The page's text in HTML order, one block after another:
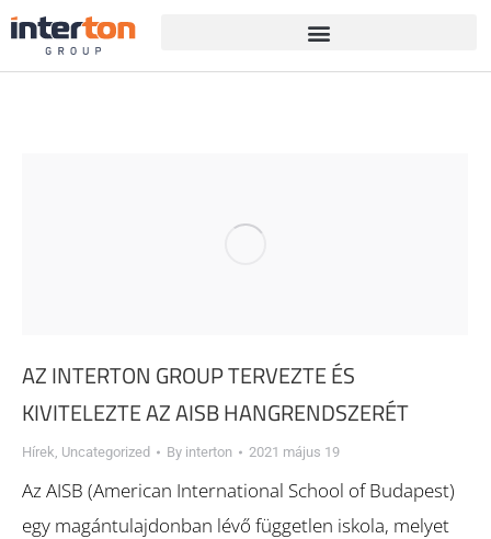
AZ INTERTON GROUP TERVEZTE ÉS
KIVITELEZTE AZ AISB HANGRENDSZERÉT
Hírek Uncategorized By interton 2021 május 19
Az AISB (American International School of Budapest)
egy magántulajdonban lévő független iskola, melyet